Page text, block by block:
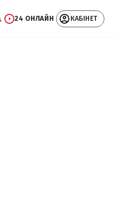
24 ОНЛАЙН КАБІНЕТ